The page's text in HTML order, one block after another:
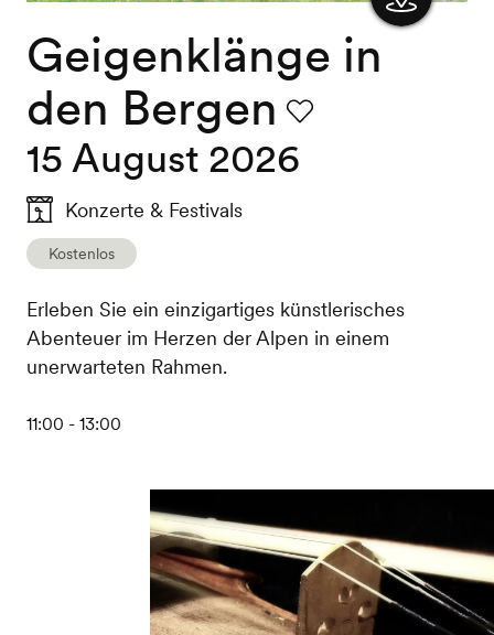
Geigenklänge in
den Bergen
Favorit
15 August 2026
Konzerte & Festivals
Kostenlos
Erleben Sie ein einzigartiges künstlerisches
Abenteuer im Herzen der Alpen in einem
unerwarteten Rahmen.
11:00 - 13:00